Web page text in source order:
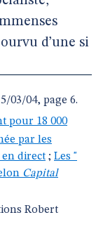
d’une si
03/04, page 6.
pour 18 000
par les
en direct ; Les "
Capital
Robert